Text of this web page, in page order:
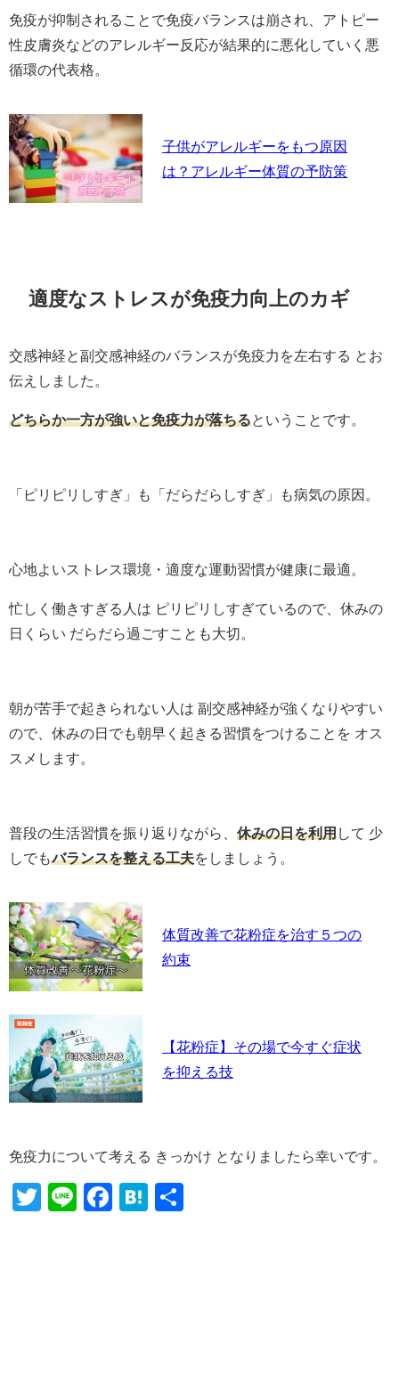
免疫が抑制されることで免疫バランスは崩され、アトピー
性皮膚炎などのアレルギー反応が結果的に悪化していく悪
循環の代表格。
子供がアレルギーをもつ原因
は？アレルギー体質の予防策
適度なストレスが免疫力向上のカギ
交感神経と副交感神経のバランスが免疫力を左右する とお
伝えしました。
どちらか一方が強いと免疫力が落ちるということです。
「ピリピリしすぎ」も「だらだらしすぎ」も病気の原因。
心地よいストレス環境・適度な運動習慣が健康に最適。
忙しく働きすぎる人は ピリピリしすぎているので、休みの
日くらい だらだら過ごすことも大切。
朝が苦手で起きられない人は 副交感神経が強くなりやすい
ので、休みの日でも朝早く起きる習慣をつけることを オス
スメします。
普段の生活習慣を振り返りながら、 休みの日を利用して 少
しでもバランスを整える工夫をしましょう。
体質改善で花粉症を治す５つの
約束
【花粉症】その場で今すぐ症状
を抑える技
免疫力について考える きっかけ となりましたら幸いです。
Twitter
LineFacebook
Hatena